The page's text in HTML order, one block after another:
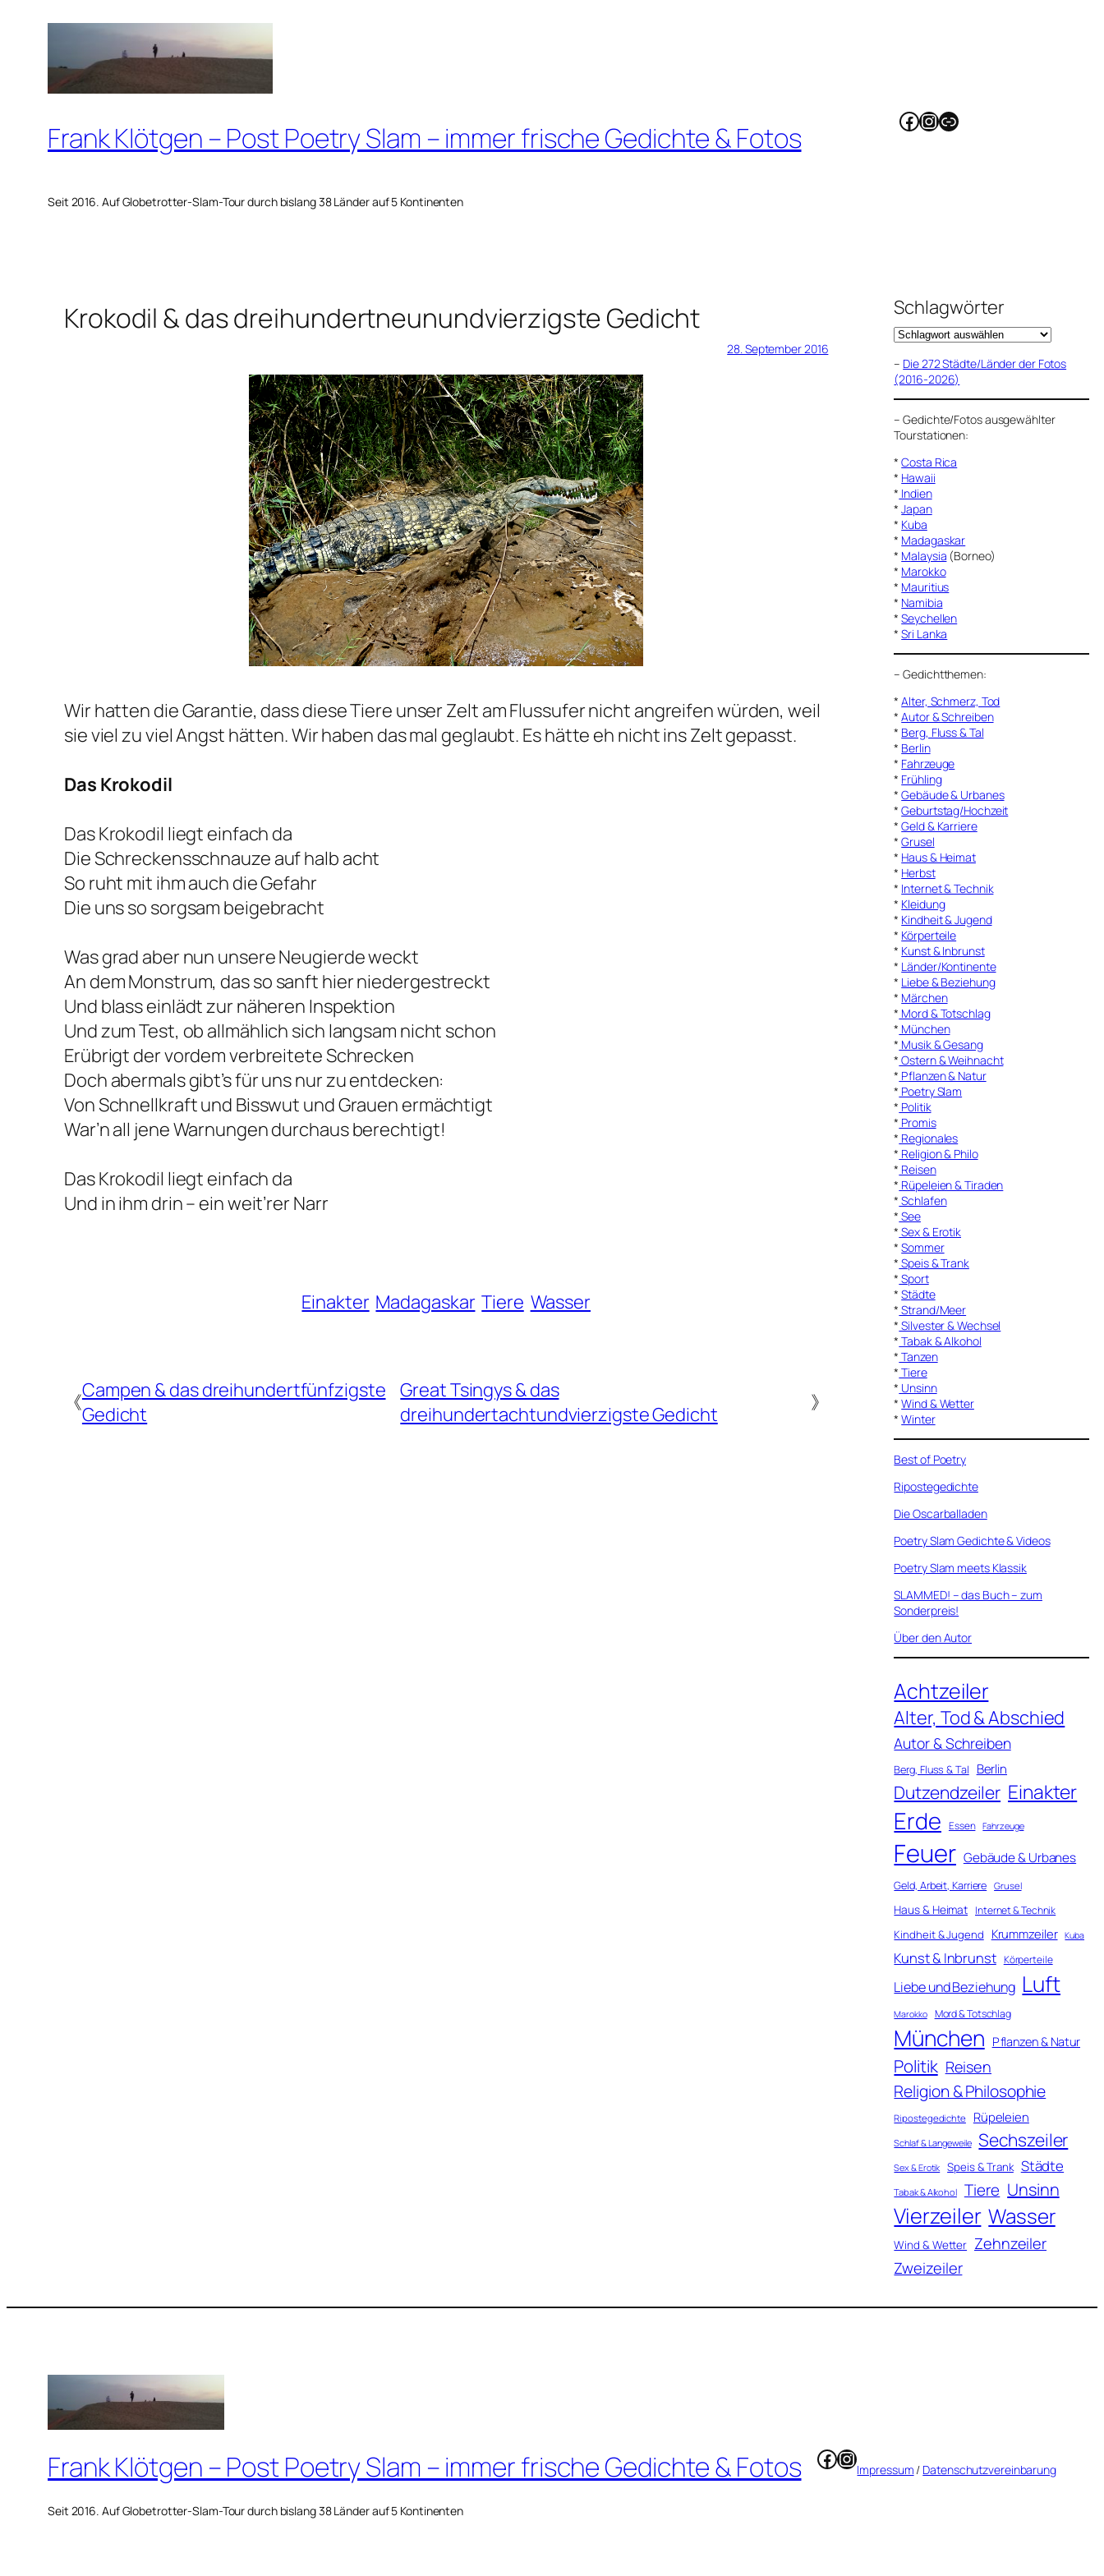
springen
Frank Klötgen – Post Poetry Slam – immer frische Gedichte & Fotos
Seit 2016. Auf Globetrotter-Slam-Tour durch bislang 38 Länder auf 5 Kontinenten
Facebook
Instagram
Link
Krokodil & das dreihundertneunundvierzigste Gedicht
28. September 2016
Wir hatten die Garantie, dass diese Tiere unser Zelt am Flussufer nicht angreifen würden, weil
sie viel zu viel Angst hätten. Wir haben das mal geglaubt. Es hätte eh nicht ins Zelt gepasst.
Das Krokodil
Das Krokodil liegt einfach da
Die Schreckensschnauze auf halb acht
So ruht mit ihm auch die Gefahr
Die uns so sorgsam beigebracht
Was grad aber nun unsere Neugierde weckt
An dem Monstrum, das so sanft hier niedergestreckt
Und blass einlädt zur näheren Inspektion
Und zum Test, ob allmählich sich langsam nicht schon
Erübrigt der vordem verbreitete Schrecken
Doch abermals gibt’s für uns nur zu entdecken:
Von Schnellkraft und Bisswut und Grauen ermächtigt
War’n all jene Warnungen durchaus berechtigt!
Das Krokodil liegt einfach da
Und in ihm drin – ein weit’rer Narr
Einakter Madagaskar Tiere Wasser
《Campen & das dreihundertfünfzigste
Gedicht
Great Tsingys & das
dreihundertachtundvierzigste Gedicht
》
Schlagwörter
– Die 272 Städte/Länder der Fotos
(2016-2026)
–Gedichte/Fotos ausgewählter
Tourstationen:
*Costa Rica
* Hawaii
* Indien
*Japan
* Kuba
* Madagaskar
* Malaysia (Borneo)
* Marokko
* Mauritius
* Namibia
*Seychellen
*Sri Lanka
–Gedichtthemen:
*Alter, Schmerz, Tod
*Autor & Schreiben
* Berg, Fluss & Tal
* Berlin
* Fahrzeuge
* Frühling
*Gebäude & Urbanes
*Geburtstag/Hochzeit
*Geld & Karriere
*Grusel
* Haus & Heimat
* Herbst
* Internet & Technik
* Kleidung
* Kindheit & Jugend
* Körperteile
* Kunst & Inbrunst
* Länder/Kontinente
* Liebe & Beziehung
* Märchen
* Mord & Totschlag
* München
* Musik & Gesang
* Ostern & Weihnacht
* Pflanzen & Natur
* Poetry Slam
* Politik
* Promis
* Regionales
* Religion & Philo
* Reisen
* Rüpeleien & Tiraden
* Schlafen
* See
* Sex & Erotik
*Sommer
* Speis & Trank
* Sport
*Städte
* Strand/Meer
* Silvester & Wechsel
* Tabak & Alkohol
* Tanzen
* Tiere
* Unsinn
*Wind & Wetter
*Winter
Best of Poetry
Ripostegedichte
Die Oscarballaden
Poetry Slam Gedichte & Videos
Poetry Slam meets Klassik
SLAMMED! – das Buch – zum
Sonderpreis!
Über den Autor
Achtzeiler
Alter, Tod & Abschied
Autor & Schreiben
Berg, Fluss & Tal Berlin
Dutzendzeiler Einakter
Erde Essen Fahrzeuge
Feuer Gebäude & Urbanes
Geld, Arbeit, Karriere Grusel
Haus & Heimat Internet & Technik
Kindheit & Jugend Krummzeiler Kuba
Kunst & Inbrunst Körperteile
Liebe und Beziehung Luft
Marokko Mord & Totschlag
München Pflanzen & Natur
Politik Reisen
Religion & Philosophie
Ripostegedichte Rüpeleien
Schlaf & Langeweile Sechszeiler
Sex & Erotik Speis & Trank Städte
Tabak & Alkohol Tiere Unsinn
Vierzeiler Wasser
Wind & Wetter Zehnzeiler
Zweizeiler
Frank Klötgen – Post Poetry Slam – immer frische Gedichte & Fotos
Seit 2016. Auf Globetrotter-Slam-Tour durch bislang 38 Länder auf 5 Kontinenten
Facebook
Instagram
Impressum / Datenschutzvereinbarung